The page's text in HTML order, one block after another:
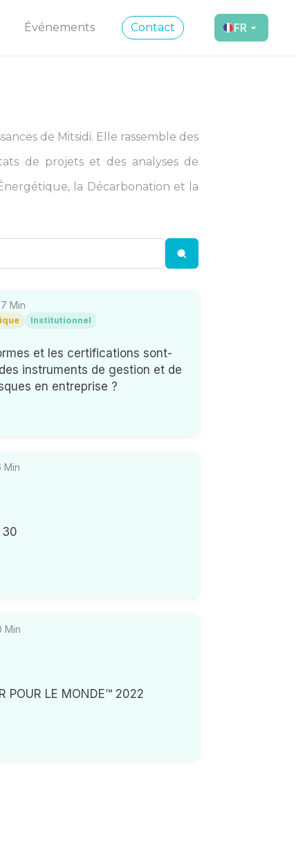
Événements Contact FR
de Mitsidi. Elle rassemble des
de projets et des analyses de
la Décarbonation et la
7 Min
Institutionnel
et les certifications sont-
instruments de gestion et de
en entreprise ?
Min
30
Min
POUR LE MONDE™ 2022